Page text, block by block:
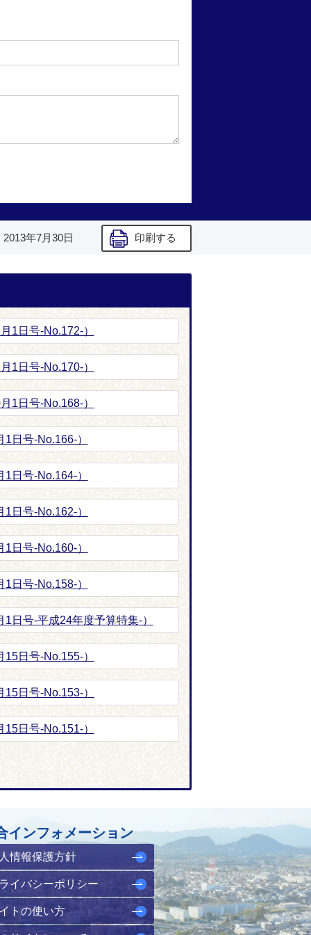
2013年7月30日 印刷する
1日号-No.172-）
1日号-No.170-）
1日号-No.168-）
日号-No.166-）
日号-No.164-）
日号-No.162-）
日号-No.160-）
日号-No.158-）
日号-平成24年度予算特集-）
日号-No.155-）
日号-No.153-）
日号-No.151-）
インフォメーション
情報保護方針
イバシーポリシー
トの使い方